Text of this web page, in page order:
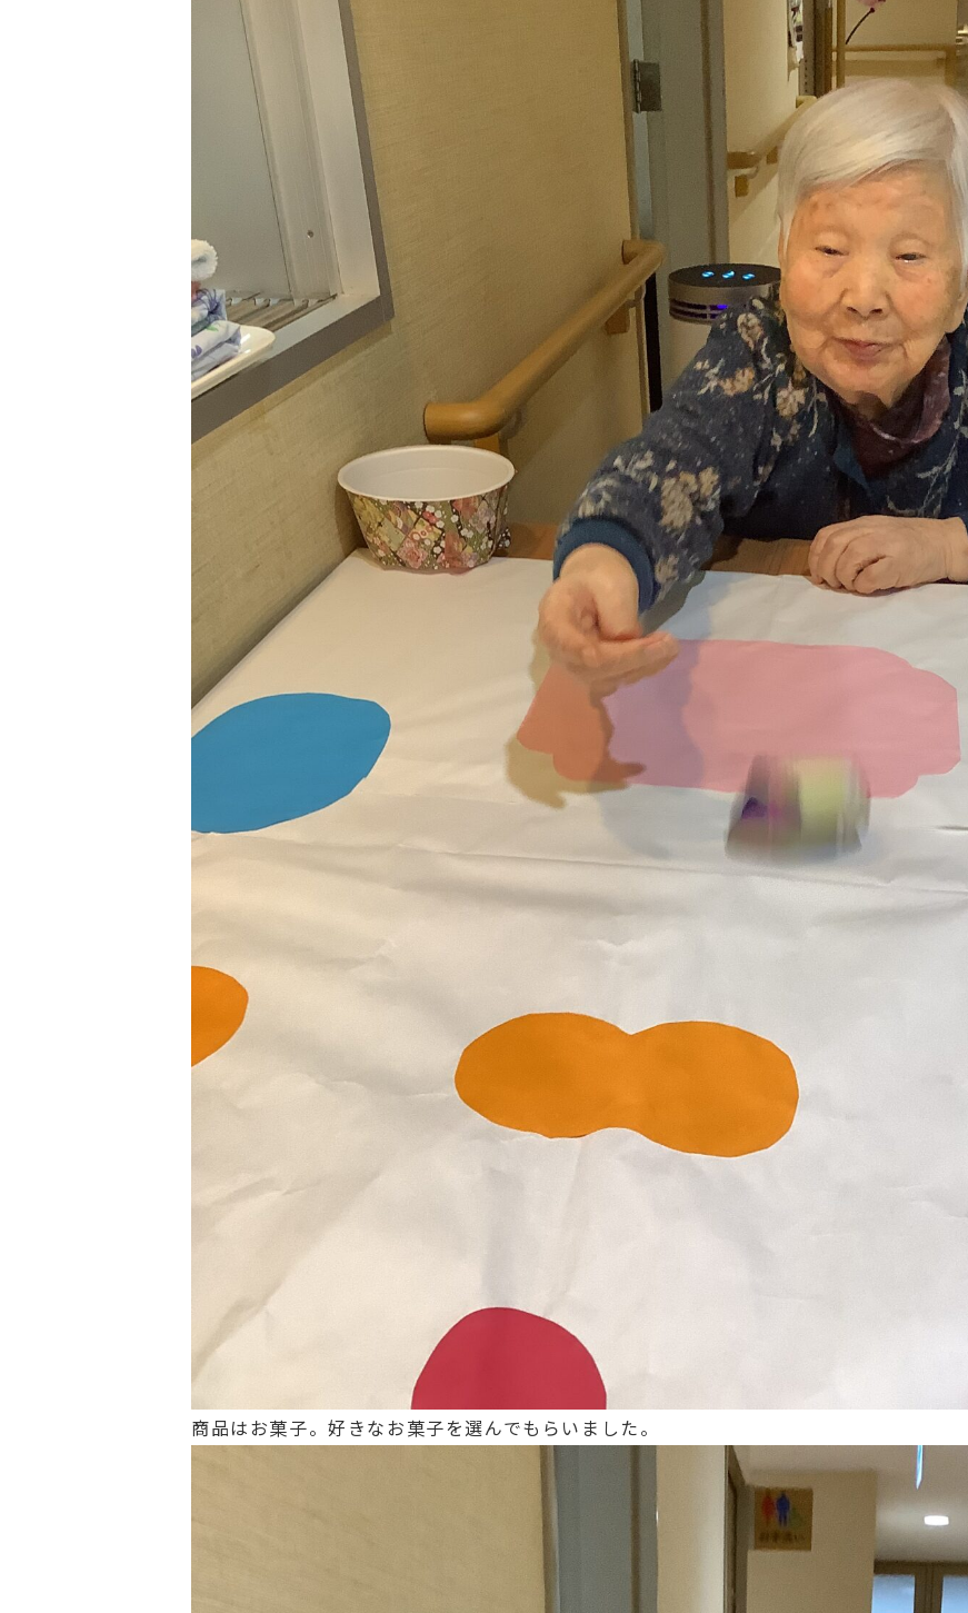
商品はお菓子。好きなお菓子を選んでもらいました。